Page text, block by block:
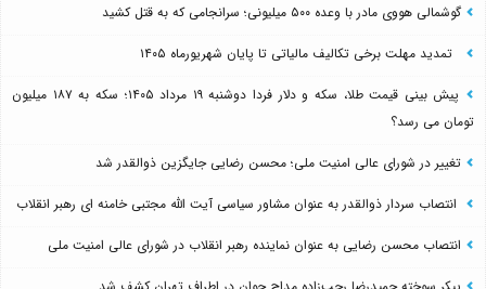
گوشمالی هووی مادر با وعده ۵۰۰ میلیونی؛ سرانجامی که به قتل کشید
تمدید مهلت برخی تکالیف مالیاتی تا پایان شهریورماه ۱۴۰۵
پیش بینی قیمت طلا، سکه و دلار فردا دوشنبه ۱۹ مرداد ۱۴۰۵؛ سکه به ۱۸۷ میلیون
تومان می رسد؟
تغییر در شورای عالی امنیت ملی؛ محسن رضایی جایگزین ذوالقدر شد
انتصاب سردار ذوالقدر به عنوان مشاور سیاسی آیت الله مجتبی خامنه ای رهبر انقلاب
انتصاب محسن رضایی به عنوان نماینده رهبر انقلاب در شورای عالی امنیت ملی